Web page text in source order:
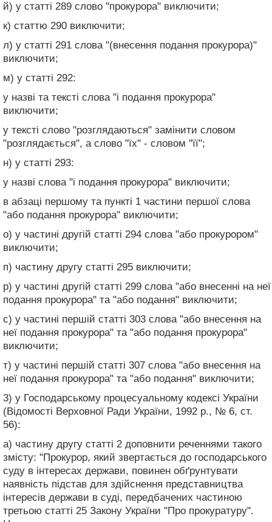
й) у статті 289 слово "прокурора" виключити;
к) статтю 290 виключити;
л) у статті 291 слова "(внесення подання прокурора)"
виключити;
м) у статті 292:
у назві та тексті слова "і подання прокурора"
виключити;
у тексті слово "розглядаються" замінити словом
"розглядається", а слово "їх" - словом "її";
н) у статті 293:
у назві слова "і подання прокурора" виключити;
в абзаці першому та пункті 1 частини першої слова
"або подання прокурора" виключити;
о) у частині другій статті 294 слова "або прокурором"
виключити;
п) частину другу статті 295 виключити;
р) у частині другій статті 299 слова "або внесенні на неї
подання прокурора" та "або подання" виключити;
с) у частині першій статті 303 слова "або внесення на
неї подання прокурора" та "або подання прокурора"
виключити;
т) у частині першій статті 307 слова "або внесення на
неї подання прокурора" та "або подання" виключити;
3) у Господарському процесуальному кодексі України
(Відомості Верховної Ради України, 1992 р., № 6, ст.
56):
а) частину другу статті 2 доповнити реченнями такого
змісту: "Прокурор, який звертається до господарського
суду в інтересах держави, повинен обґрунтувати
наявність підстав для здійснення представництва
інтересів держави в суді, передбачених частиною
третьою статті 25 Закону України "Про прокуратуру".